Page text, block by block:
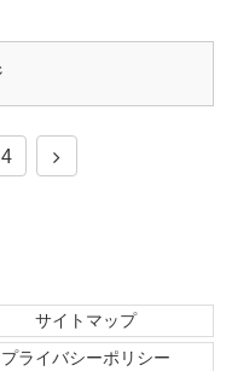
うことで気にはなったもの
に関...
4
サイトマップ
プライバシーポリシー